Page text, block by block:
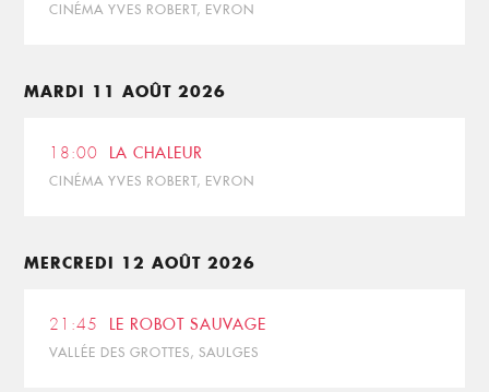
CINÉMA YVES ROBERT, EVRON
MARDI 11 AOÛT 2026
18:00 LA CHALEUR
CINÉMA YVES ROBERT, EVRON
MERCREDI 12 AOÛT 2026
21:45 LE ROBOT SAUVAGE
VALLÉE DES GROTTES, SAULGES